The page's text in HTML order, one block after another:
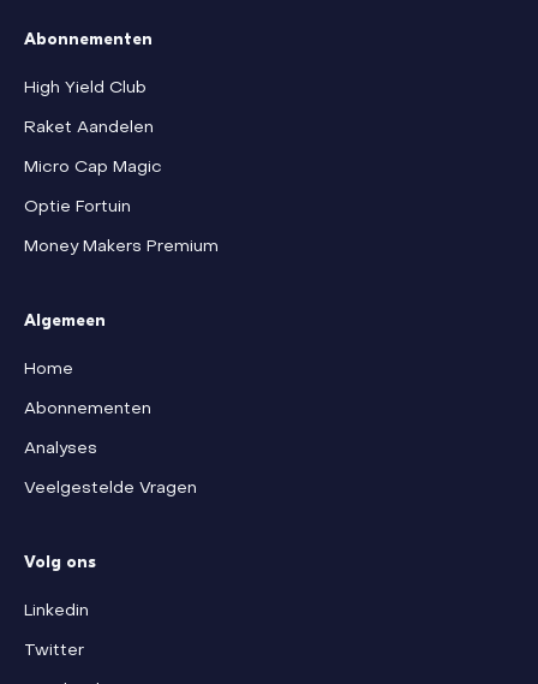
Abonnementen
High Yield Club
Raket Aandelen
Micro Cap Magic
Optie Fortuin
Money Makers Premium
Algemeen
Home
Abonnementen
Analyses
Veelgestelde Vragen
Volg ons
Linkedin
Twitter